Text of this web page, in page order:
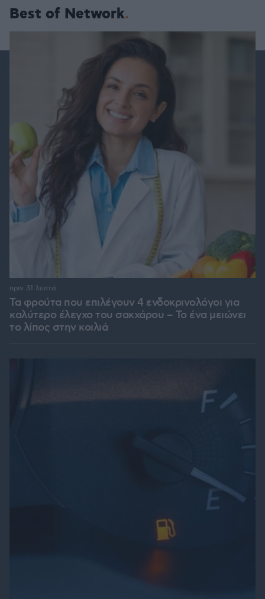
Best of Network
Τα φρούτα που επιλέγουν 4 ενδοκρινολόγοι για
καλύτερο έλεγχο του σακχάρου – Το ένα μειώνει
το λίπος στην κοιλιά
πριν 31 λεπτά